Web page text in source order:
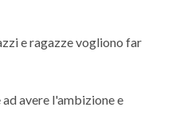
e ragazze vogliono far
avere l'ambizione e